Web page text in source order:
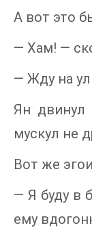
А вот это
— Хам! —
— Жду на
Ян двинул
мускул не
Вот же
— Я буду в
ему